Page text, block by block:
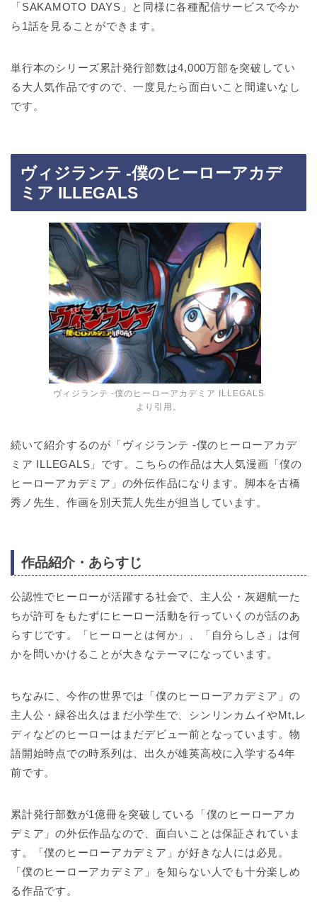
「SAKAMOTO DAYS」と同様に各種配信サービスで今か
ら1話を見ることができます。
単行本のシリーズ累計発行部数は4,000万部を突破してい
る大人気作品ですので、一度見たら面白いこと間違いなし
です。
ヴィジランテ -僕のヒーローアカデ
ミア ILLEGALS
ヴィジランテ -僕のヒーローアカデミア ILLEGALS
より引用。
続いて紹介するのが「ヴィジランテ -僕のヒーローアカデ
ミア ILLEGALS」です。こちらの作品は大人気漫画「僕の
ヒーローアカデミア」の外伝作品になります。脚本を古橋
秀ノ先生、作画を別天荒人先生が担当しています。
作品紹介・あらすじ
公認性でヒーローが活躍する社会で、主人公・灰廻航一た
ちが許可をもたずにヒーロー活動を行っていくのが話のあ
らすじです。「ヒーローとは何か」、「自分らしさ」は何
かを問いかけることが大きなテーマになっています。
ちなみに、今作の世界では「僕のヒーローアカデミア」の
主人公・緑谷出久はまだ小学生で、シンリンカムイやMt,レ
ディなどのヒーローはまだデビュー前となっています。物
語開始時点での時系列は、出久が雄英高校に入学する4年
前です。
累計発行部数が1億冊を突破している「僕のヒーローアカ
デミア」の外伝作品なので、面白いことは保証されていま
す。「僕のヒーローアカデミア」が好きな人には必見。
「僕のヒーローアカデミア」を知らない人でも十分楽しめ
る作品です。